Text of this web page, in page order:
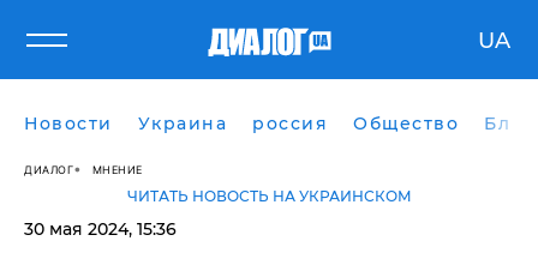
UA
Новости Украина россия Общество
ДИАЛОГ МНЕНИЕ
ЧИТАТЬ НОВОСТЬ НА УКРАИНСКОМ
30 мая 2024, 15:36